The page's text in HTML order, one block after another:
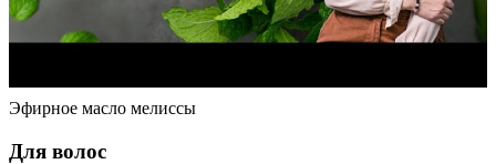
Эфирное масло мелиссы
Для волос